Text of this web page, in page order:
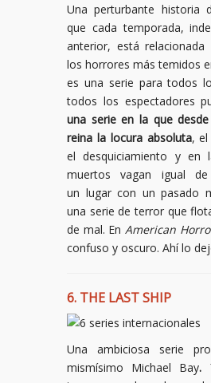
Una perturbante historia
que cada temporada,
anterior, está
los horrores más temidos
es una serie para todos
todos los espectadores
una serie en la que
reina la locura absoluta, el
el desquiciamiento y en
muertos vagan igual
un lugar con un pasado
una serie de terror que
de mal. En American
confuso y oscuro. Ahí lo
6. THE LAST SHIP
Una ambiciosa serie
mismísimo Michael Bay.